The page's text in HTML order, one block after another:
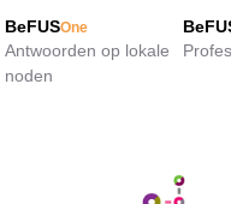
BeFUSOne
Antwoorden op lokale
noden